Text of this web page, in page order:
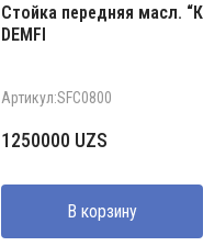
Стойка передняя масл.
DEMFI
Артикул:SFC0800
1250000 UZS
В корзину